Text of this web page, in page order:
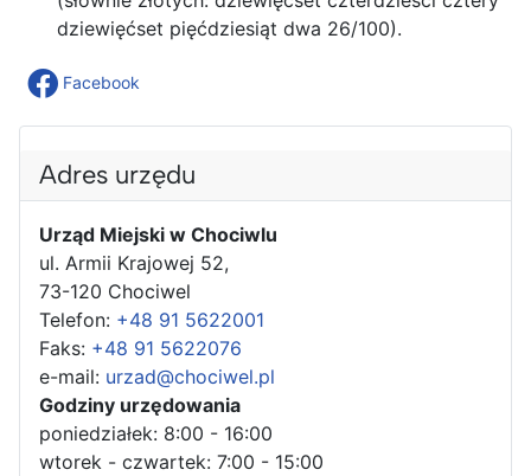
dziewięćset pięćdziesiąt dwa 26/100).
Facebook
Adres urzędu
Urząd Miejski w Chociwlu
ul. Armii Krajowej 52,
73-120 Chociwel
Telefon: +48 91 5622001
Faks: +48 91 5622076
e-mail: urzad@chociwel.pl
Godziny urzędowania
poniedziałek: 8:00 - 16:00
wtorek - czwartek: 7:00 - 15:00